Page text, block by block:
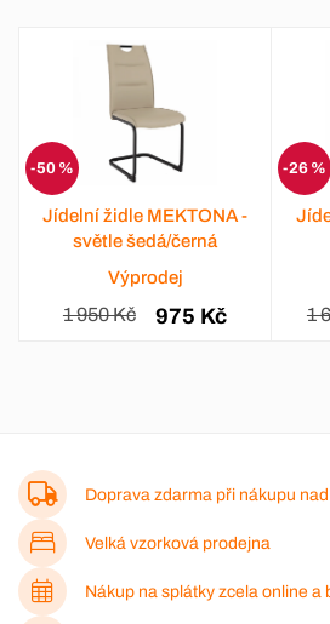
-50 %
Jídelní židle MEKTONA -
světle šedá/černá
Výprodej
1 950 Kč 975 Kč
-26 %
1
Doprava zdarma při nákupu nad
Velká vzorková prodejna
Nákup na splátky zcela online a